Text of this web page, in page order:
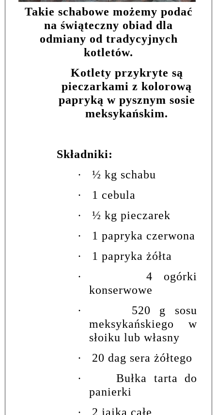
Takie schabowe możemy podać
na świąteczny obiad dla
odmiany od tradycyjnych
kotletów.
Kotlety przykryte są
pieczarkami z kolorową
papryką w pysznym sosie
meksykańskim.
Składniki:
·
½ kg schabu
·
1 cebula
·
½ kg pieczarek
·
1 papryka czerwona
·
1 papryka żółta
·
4 ogórki
konserwowe
·
520 g sosu
meksykańskiego w
słoiku lub własny
·
20 dag sera żółtego
·
Bułka tarta do
panierki
·
2 jajka całe